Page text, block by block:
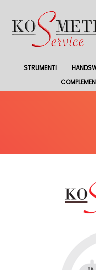
STRUMENTI